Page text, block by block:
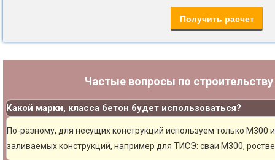
Частые вопросы по
Какой марки, класса бетон будет использоваться?
По-разному, для несущих конструкций используем только М300
заливаемых конструкций, например для ТИСЭ: сваи М300,